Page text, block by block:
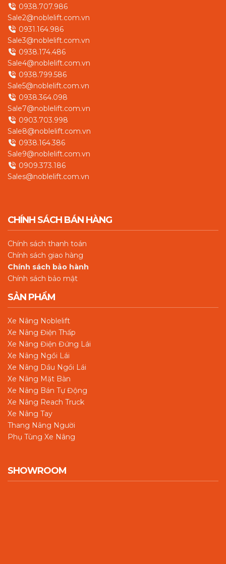
0938.707.986
Sale2@noblelift.com.vn
0931.164.986
Sale3@noblelift.com.vn
0938.174.486
Sale4@noblelift.com.vn
0938.799.586
Sale5@noblelift.com.vn
0938.364.098
Sale7@noblelift.com.vn
0903.703.998
Sale8@noblelift.com.vn
0938.164.386
Sale9@noblelift.com.vn
0909.373.186
Sales@noblelift.com.vn
CHÍNH SÁCH BÁN HÀNG
Chính sách thanh toán
Chính sách giao hàng
Chính sách bảo hành
Chính sách bảo mật
SẢN PHẨM
Xe Nâng Noblelift
Xe Nâng Điện Thấp
Xe Nâng Điện Đứng Lái
Xe Nâng Ngồi Lái
Xe Nâng Dầu Ngồi Lái
Xe Nâng Mặt Bàn
Xe Nâng Bán Tự Động
Xe Nâng Reach Truck
Xe Nâng Tay
Thang Nâng Người
Phụ Tùng Xe Nâng
SHOWROOM